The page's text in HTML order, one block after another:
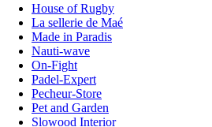
House of Rugby
La sellerie de Maé
Made in Paradis
Nauti-wave
On-Fight
Padel-Expert
Pecheur-Store
Pet and Garden
Slowood Interior